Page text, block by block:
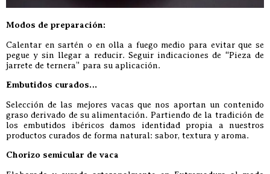
Modos de preparación:
Calentar en sartén o en olla a fuego medio para evitar que se
pegue y sin llegar a reducir. Seguir indicaciones de “Pieza de
jarrete de ternera” para su aplicación.
Embutidos curados…
Selección de las mejores vacas que nos aportan un contenido
graso derivado de su alimentación. Partiendo de la tradición de
los embutidos ibéricos damos identidad propia a nuestros
productos curados de forma natural: sabor, textura y aroma.
Chorizo semicular de vaca